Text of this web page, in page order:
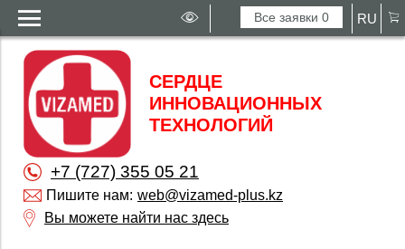
Все заявки0 RU
СЕРДЦЕ
ИННОВАЦИОННЫХ
ТЕХНОЛОГИЙ
+7 (727) 355 05 21
Пишите нам: web@vizamed-plus.kz
Вы можете найти нас здесь